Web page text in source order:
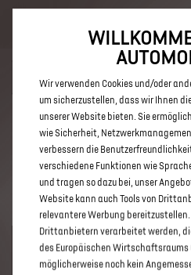
Hybride. Mehr
ENTDECKEN SIE
DS 3
Wir verwenden Cookies und/oder
um sicherzustellen, dass wir Ihnen
unserer Website bieten. Sie
wie Sicherheit,
verbessern die
verschiedene Funktionen wie
und tragen so dazu bei, unser
Website kann auch Tools von
relevantere Werbung bereitzustellen.
Drittanbietern verarbeitet werden,
des Europäischen Wirtschaftsraums
möglicherweise noch kein